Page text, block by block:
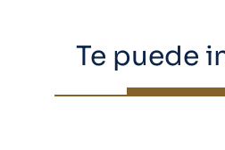
Te puede